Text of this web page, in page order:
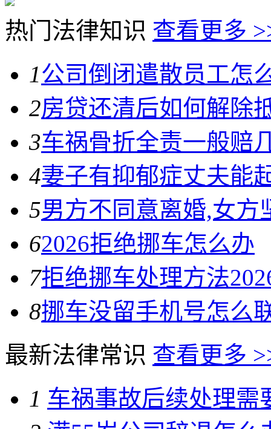
热门法律知识 查看更多
1公司倒闭遣散员工怎
2房贷还清后如何解除
3车祸骨折全责一般赔
4妻子有抑郁症丈夫能
5男方不同意离婚,女方
62026拒绝挪车怎么办
7拒绝挪车处理方法
8挪车没留手机号怎么
最新法律常识 查看更多
1 车祸事故后续处理需